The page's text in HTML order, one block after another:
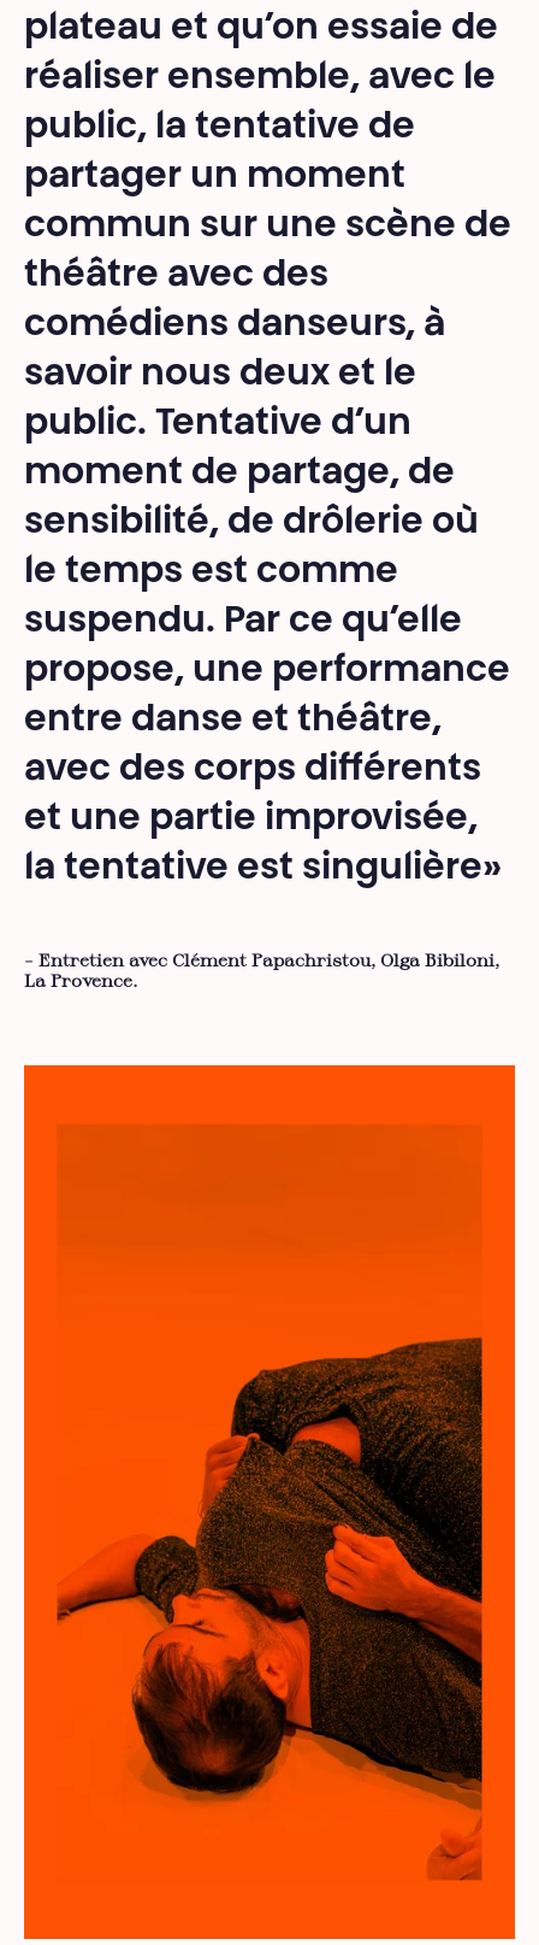
plateau et qu’on essaie de
réaliser ensemble, avec le
public, la tentative de
partager un moment
commun sur une scène de
théâtre avec des
comédiens danseurs, à
savoir nous deux et le
public. Tentative d’un
moment de partage, de
sensibilité, de drôlerie où
le temps est comme
suspendu. Par ce qu’elle
propose, une performance
entre danse et théâtre,
avec des corps différents
et une partie improvisée,
la tentative est singulière»
– Entretien avec Clément Papachristou, Olga Bibiloni,
La Provence.